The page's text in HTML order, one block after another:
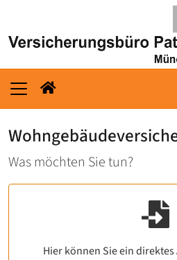
Was möchten Sie tun?
Hier können Sie ein